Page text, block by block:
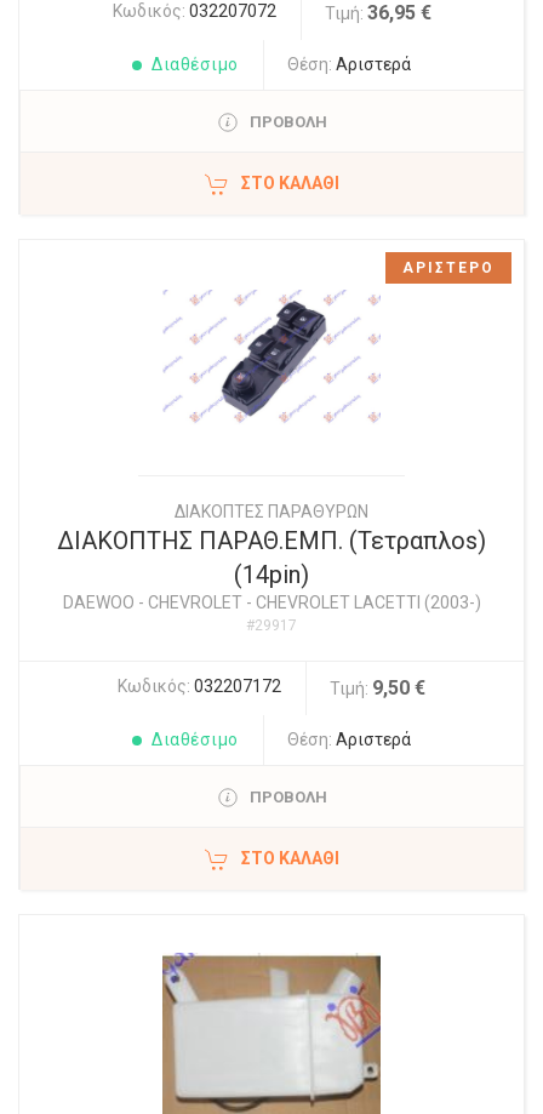
Κωδικός: 032207072 Τιμή: 36,95 €
Διαθέσιμο Θέση: Αριστερά
ΠΡΟΒΟΛΗ
ΣΤΟ ΚΑΛΆΘΙ
ΔΙΑΚΟΠΤΕΣ ΠΑΡΑΘΥΡΩΝ
ΔΙΑΚΟΠΤΗΣ ΠΑΡΑΘ.ΕΜΠ. (Τετραπλοs)
(14pin)
DAEWOO - CHEVROLET- CHEVROLET LACETTI (2003-)
#29917
Κωδικός: 032207172 Τιμή: 9,50 €
Διαθέσιμο Θέση: Αριστερά
ΠΡΟΒΟΛΗ
ΣΤΟ ΚΑΛΆΘΙ
ΑΡΙΣΤΕΡΟ